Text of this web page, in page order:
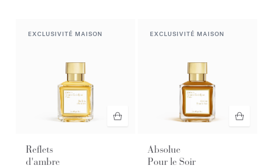
EXCLUSIVITÉ MAISON
Reflets
d'ambre
EXCLUSIVITÉ MAISON
Absolue
Pour le Soir